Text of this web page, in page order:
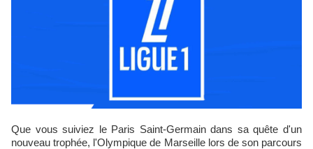
Que vous suiviez le Paris Saint-Germain dans sa quête d'un
nouveau trophée, l'Olympique de Marseille lors de son parcours